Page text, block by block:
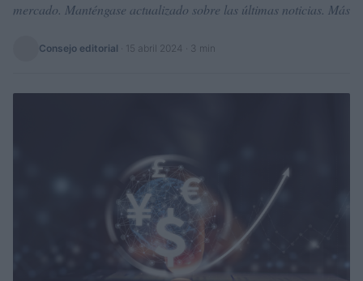
mercado. Manténgase actualizado sobre las últimas noticias. Más
Consejo editorial 15 abril 2024 · 3 min